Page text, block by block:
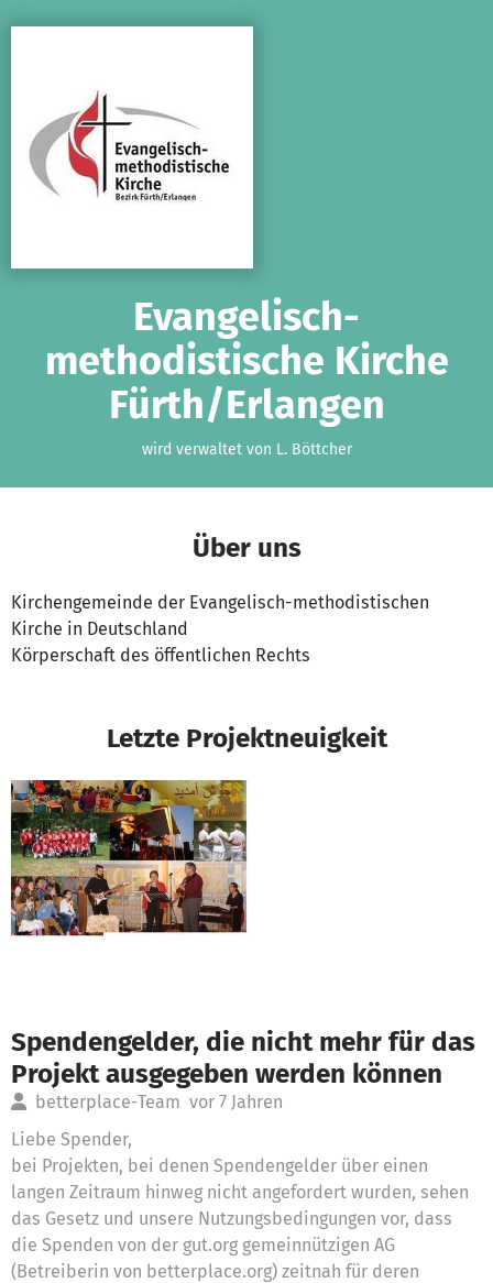
Evangelisch-
methodistische Kirche
Fürth/Erlangen
wird verwaltet von L. Böttcher
Über uns
Kirchengemeinde der Evangelisch-methodistischen
Kirche in Deutschland
Körperschaft des öffentlichen Rechts
Letzte Projektneuigkeit
Spendengelder, die nicht mehr für das
Projekt ausgegeben werden können
betterplace-Team vor 7 Jahren
Liebe Spender,
bei Projekten, bei denen Spendengelder über einen
langen Zeitraum hinweg nicht angefordert wurden, sehen
das Gesetz und unsere Nutzungsbedingungen vor, dass
die Spenden von der gut.org gemeinnützigen AG
(Betreiberin von betterplace.org) zeitnah für deren